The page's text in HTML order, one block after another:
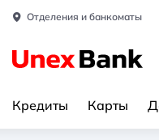
Отделения и банкоматы
Кредиты Карты